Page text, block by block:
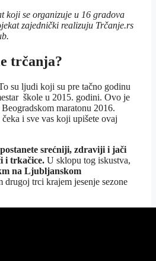
koji se organizuje u 16 gradova
zajednički realizuju Trčanje.rs
trčanja?
su ljudi koji su pre tačno godinu
škole u 2015. godini. Ovo je
maratonu 2016.
i sve vas koji upišete ovaj
postanete srećniji, zdraviji i jači
i trkačice. U sklopu tog iskustva,
na Ljubljanskom
drugoj trci krajem jesenje sezone